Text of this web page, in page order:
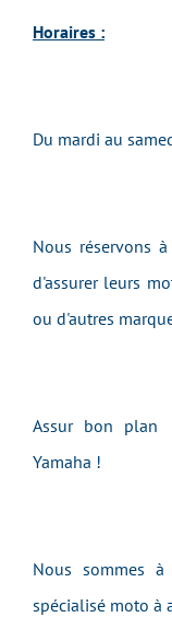
Horaires :
Du mardi au
Nous réservons
d'assurer leurs
ou d'autres
Assur bon plan
Yamaha !
Nous sommes
spécialisé moto à